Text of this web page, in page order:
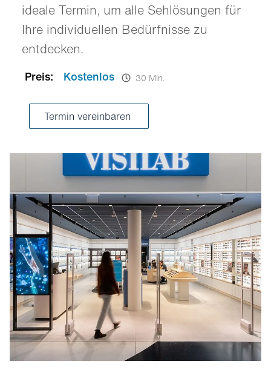
ideale Termin, um alle Sehlösungen für
Ihre individuellen Bedürfnisse zu
entdecken.
Preis: Kostenlos 30 Min.
Termin vereinbaren